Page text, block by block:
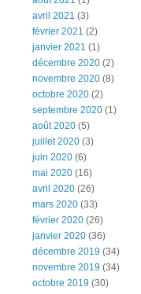
avril 2021 (3)
février 2021 (2)
janvier 2021 (1)
décembre 2020 (2)
novembre 2020 (8)
octobre 2020 (2)
septembre 2020 (1)
août 2020 (5)
juillet 2020 (3)
juin 2020 (6)
mai 2020 (16)
avril 2020 (26)
mars 2020 (33)
février 2020 (26)
janvier 2020 (36)
décembre 2019 (34)
novembre 2019 (34)
octobre 2019 (30)